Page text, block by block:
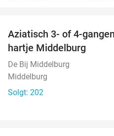
Aziatisch 3- of 4-
hartje Middelburg
De Bij Middelburg
Middelburg
Solgt: 202